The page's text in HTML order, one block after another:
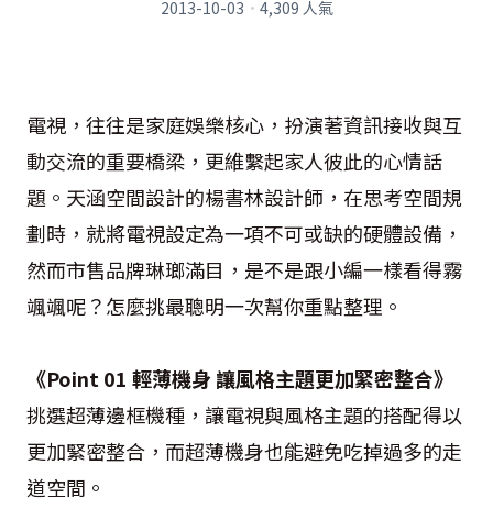
2013-10-03 · 4,309 人氣
電視，往往是家庭娛樂核心，扮演著資訊接收與互
動交流的重要橋梁，更維繫起家人彼此的心情話
題。天涵空間設計的楊書林設計師，在思考空間規
劃時，就將電視設定為一項不可或缺的硬體設備，
然而市售品牌琳瑯滿目，是不是跟小編一樣看得霧
颯颯呢？怎麼挑最聰明一次幫你重點整理。
《Point 01 輕薄機身 讓風格主題更加緊密整合》
挑選超薄邊框機種，讓電視與風格主題的搭配得以
更加緊密整合，而超薄機身也能避免吃掉過多的走
道空間。